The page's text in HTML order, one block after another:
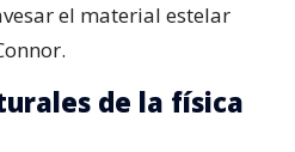
el material estelar
de la física